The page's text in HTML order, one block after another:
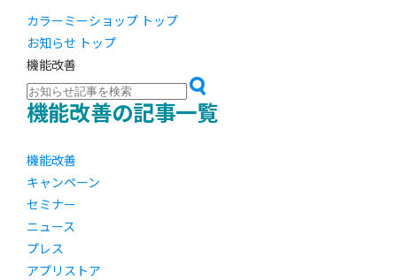
カラーミーショップ トップ
お知らせ トップ
機能改善
機能改善の記事一覧
機能改善
キャンペーン
セミナー
ニュース
プレス
アプリストア